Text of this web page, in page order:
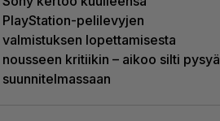
PlayStation-pelilevyjen
valmistuksen lopettamisesta
nousseen kritiikin – aikoo silti pysyä
suunnitelmassaan